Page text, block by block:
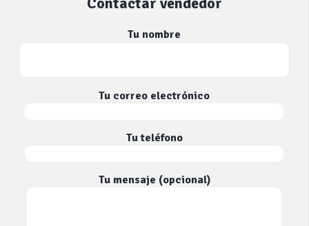
Tu nombre
Tu correo electrónico
Tu teléfono
Tu mensaje (opcional)